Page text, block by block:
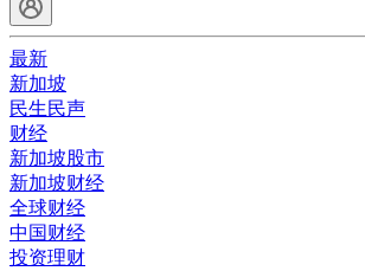
最新
新加坡
民生民声
财经
新加坡股市
新加坡财经
全球财经
中国财经
投资理财